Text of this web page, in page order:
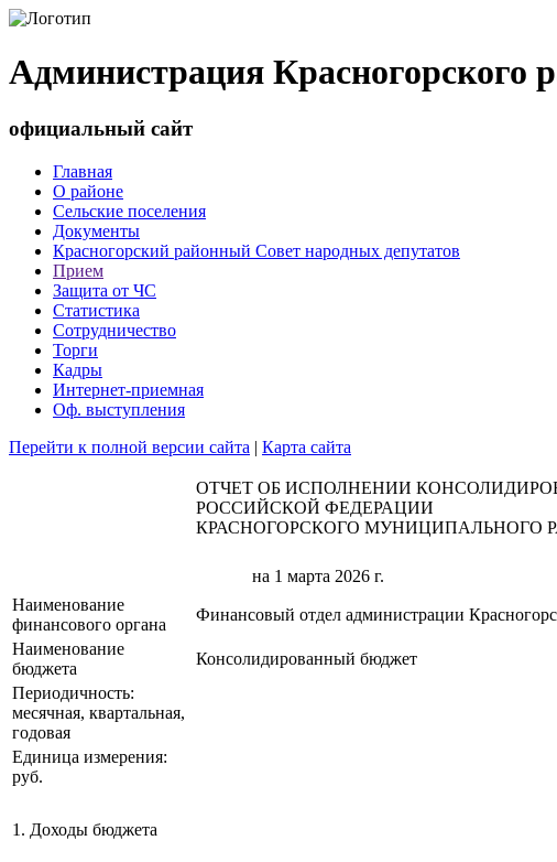
Администрация Красногорского
официальный сайт
Главная
О районе
Сельские поселения
Документы
Красногорский районный Совет народных депутатов
Прием
Защита от ЧС
Статистика
Сотрудничество
Торги
Кадры
Интернет-приемная
Оф. выступления
Перейти к полной версии сайта | Карта сайта
ОТЧЕТ ОБ ИСПОЛНЕНИИ
РОССИЙСКОЙ ФЕДЕРАЦИИ
КРАСНОГОРСКОГО МУНИЦИПАЛЬНОГО
на 1 марта 2026 г.
Наименование
финансового органа
Финансовый отдел администрации
Наименование
бюджета
Консолидированный бюджет
Периодичность:
месячная, квартальная,
годовая
Единица измерения:
руб.
1. Доходы бюджета